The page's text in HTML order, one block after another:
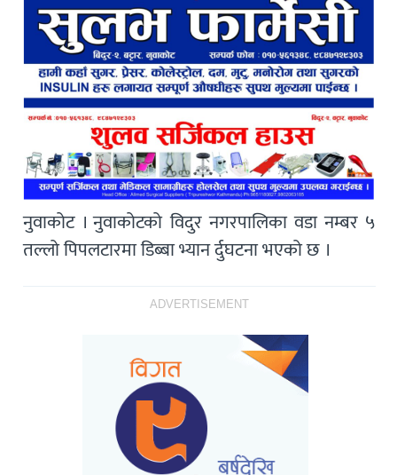
नुवाकोट । नुवाकोटको विदुर नगरपालिका वडा नम्बर ५
तल्लो पिपलटारमा डिब्बा भ्यान र्दुघटना भएको छ ।
ADVERTISEMENT